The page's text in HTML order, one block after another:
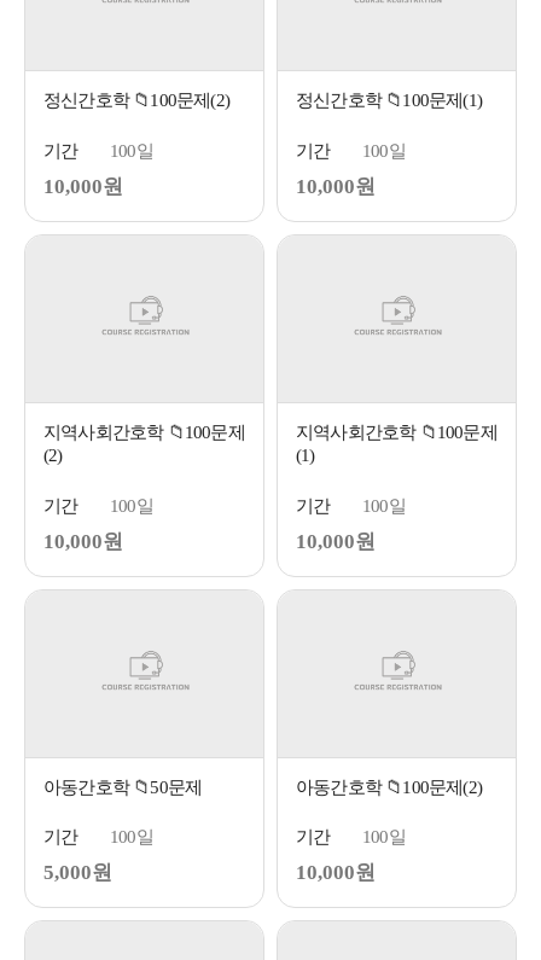
정신간호학 📁100문제(2)
기간 100일
10,000원
정신간호학 📁100문제(1)
기간 100일
10,000원
지역사회간호학 📁100문제
(2)
기간 100일
10,000원
지역사회간호학 📁100문제
(1)
기간 100일
10,000원
아동간호학 📁50문제
기간 100일
5,000원
아동간호학 📁100문제(2)
기간 100일
10,000원